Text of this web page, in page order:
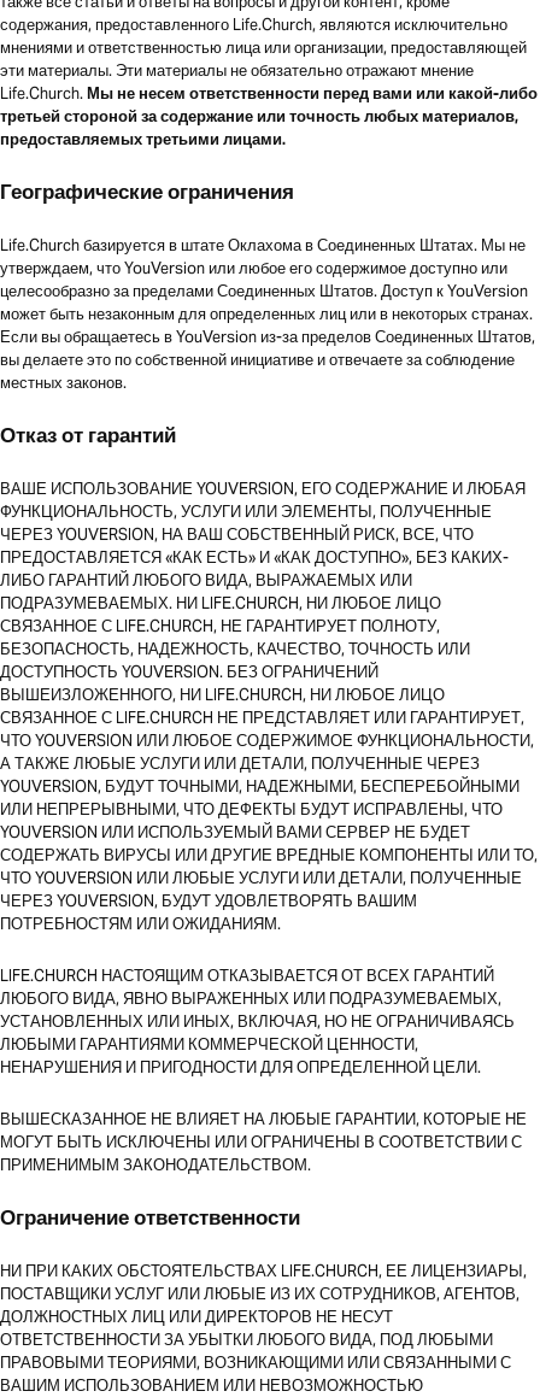
содержания, предоставленного Life.Church, являются исключительно
мнениями и ответственностью лица или организации, предоставляющей
эти материалы. Эти материалы не обязательно отражают мнение
Life.Church.Мы не несем ответственности перед вами или какой-либо
третьей стороной за содержание или точность любых материалов,
предоставляемых третьими лицами.
Географические ограничения
Life.Church базируется в штате Оклахома в Соединенных Штатах. Мы не
утверждаем, что YouVersion или любое его содержимое доступно или
целесообразно за пределами Соединенных Штатов. Доступ к YouVersion
может быть незаконным для определенных лиц или в некоторых странах.
Если вы обращаетесь в YouVersion из-за пределов Соединенных Штатов,
вы делаете это по собственной инициативе и отвечаете за соблюдение
местных законов.
Отказ от гарантий
ВАШЕ ИСПОЛЬЗОВАНИЕ YOUVERSION, ЕГО СОДЕРЖАНИЕ И ЛЮБАЯ
ФУНКЦИОНАЛЬНОСТЬ, УСЛУГИ ИЛИ ЭЛЕМЕНТЫ, ПОЛУЧЕННЫЕ
ЧЕРЕЗ YOUVERSION, НА ВАШ СОБСТВЕННЫЙ РИСК, ВСЕ, ЧТО
ПРЕДОСТАВЛЯЕТСЯ «КАК ЕСТЬ» И «КАК ДОСТУПНО», БЕЗ КАКИХ-
ЛИБО ГАРАНТИЙ ЛЮБОГО ВИДА, ВЫРАЖАЕМЫХ ИЛИ
ПОДРАЗУМЕВАЕМЫХ. НИ LIFE.CHURCH, НИ ЛЮБОЕ ЛИЦО
СВЯЗАННОЕ С LIFE.CHURCH, НЕ ГАРАНТИРУЕТ ПОЛНОТУ,
БЕЗОПАСНОСТЬ, НАДЕЖНОСТЬ, КАЧЕСТВО, ТОЧНОСТЬ ИЛИ
ДОСТУПНОСТЬ YOUVERSION. БЕЗ ОГРАНИЧЕНИЙ
ВЫШЕИЗЛОЖЕННОГО, НИ LIFE.CHURCH, НИ ЛЮБОЕ ЛИЦО
СВЯЗАННОЕ С LIFE.CHURCH НЕ ПРЕДСТАВЛЯЕТ ИЛИ ГАРАНТИРУЕТ,
ЧТО YOUVERSION ИЛИ ЛЮБОЕ СОДЕРЖИМОЕ ФУНКЦИОНАЛЬНОСТИ,
А ТАКЖЕ ЛЮБЫЕ УСЛУГИ ИЛИ ДЕТАЛИ, ПОЛУЧЕННЫЕ ЧЕРЕЗ
YOUVERSION, БУДУТ ТОЧНЫМИ, НАДЕЖНЫМИ, БЕСПЕРЕБОЙНЫМИ
ИЛИ НЕПРЕРЫВНЫМИ, ЧТО ДЕФЕКТЫ БУДУТ ИСПРАВЛЕНЫ, ЧТО
YOUVERSION ИЛИ ИСПОЛЬЗУЕМЫЙ ВАМИ СЕРВЕР НЕ БУДЕТ
СОДЕРЖАТЬ ВИРУСЫ ИЛИ ДРУГИЕ ВРЕДНЫЕ КОМПОНЕНТЫ ИЛИ ТО,
ЧТО YOUVERSION ИЛИ ЛЮБЫЕ УСЛУГИ ИЛИ ДЕТАЛИ, ПОЛУЧЕННЫЕ
ЧЕРЕЗ YOUVERSION, БУДУТ УДОВЛЕТВОРЯТЬ ВАШИМ
ПОТРЕБНОСТЯМ ИЛИ ОЖИДАНИЯМ.
LIFE.CHURCH НАСТОЯЩИМ ОТКАЗЫВАЕТСЯ ОТ ВСЕХ ГАРАНТИЙ
ЛЮБОГО ВИДА, ЯВНО ВЫРАЖЕННЫХ ИЛИ ПОДРАЗУМЕВАЕМЫХ,
УСТАНОВЛЕННЫХ ИЛИ ИНЫХ, ВКЛЮЧАЯ, НО НЕ ОГРАНИЧИВАЯСЬ ​​
ЛЮБЫМИ ГАРАНТИЯМИ КОММЕРЧЕСКОЙ ЦЕННОСТИ,
НЕНАРУШЕНИЯ И ПРИГОДНОСТИ ДЛЯ ОПРЕДЕЛЕННОЙ ЦЕЛИ.
ВЫШЕСКАЗАННОЕ НЕ ВЛИЯЕТ НА ЛЮБЫЕ ГАРАНТИИ, КОТОРЫЕ НЕ
МОГУТ БЫТЬ ИСКЛЮЧЕНЫ ИЛИ ОГРАНИЧЕНЫ В СООТВЕТСТВИИ С
ПРИМЕНИМЫМ ЗАКОНОДАТЕЛЬСТВОМ.
Ограничение ответственности
НИ ПРИ КАКИХ ОБСТОЯТЕЛЬСТВАХ LIFE.CHURCH, ЕЕ ЛИЦЕНЗИАРЫ,
ПОСТАВЩИКИ УСЛУГ ИЛИ ЛЮБЫЕ ИЗ ИХ СОТРУДНИКОВ, АГЕНТОВ,
ДОЛЖНОСТНЫХ ЛИЦ ИЛИ ДИРЕКТОРОВ НЕ НЕСУТ
ОТВЕТСТВЕННОСТИ ЗА УБЫТКИ ЛЮБОГО ВИДА, ПОД ЛЮБЫМИ
ПРАВОВЫМИ ТЕОРИЯМИ, ВОЗНИКАЮЩИМИ ИЛИ СВЯЗАННЫМИ С
ВАШИМ ИСПОЛЬЗОВАНИЕМ ИЛИ НЕВОЗМОЖНОСТЬЮ